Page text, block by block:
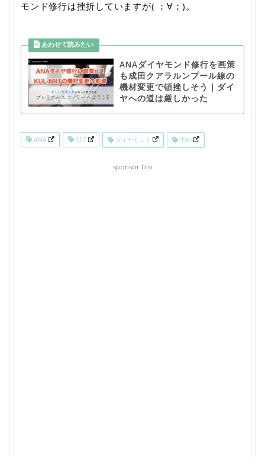
モンド修行は挫折していますが( ；∀；)。
ANAダイヤモンド修行を画策
も成田クアラルンプール線の
機材変更で頓挫しそう｜ダイ
ヤへの道は厳しかった
ANA SFC ダイヤモンド 予約
sponsor link